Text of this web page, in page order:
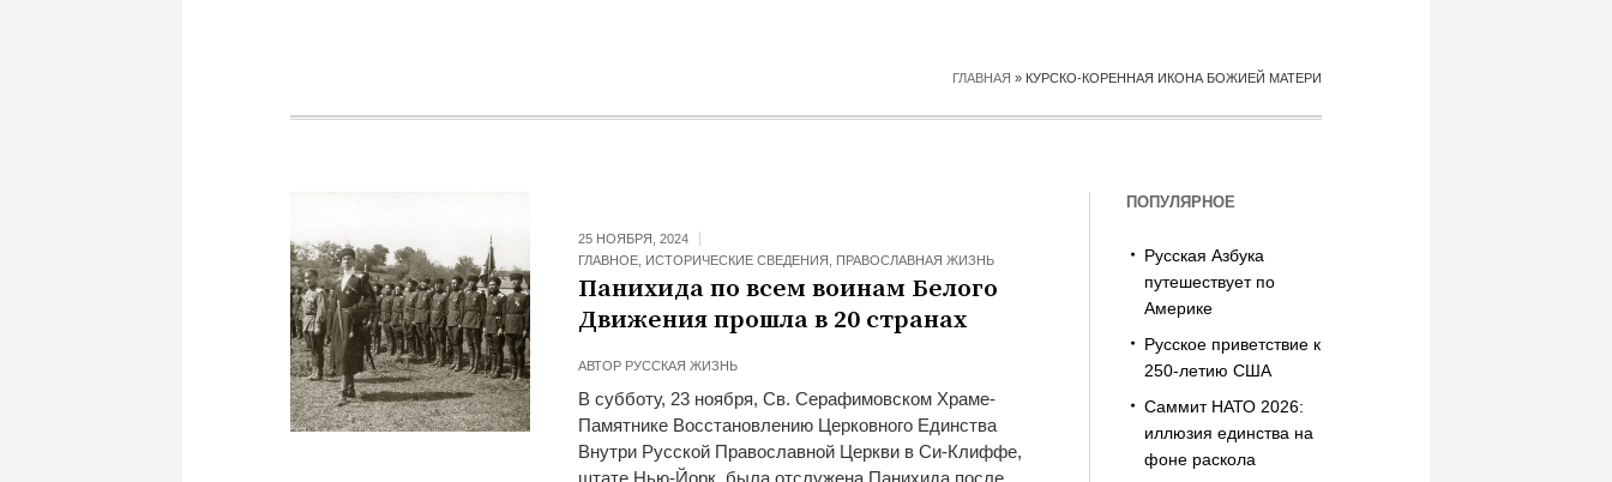
ГЛАВНАЯ » КУРСКО-КОРЕННАЯ ИКОНА БОЖИЕЙ МАТЕРИ
25 НОЯБРЯ, 2024
ГЛАВНОЕ, ИСТОРИЧЕСКИЕ СВЕДЕНИЯ ПРАВОСЛАВНАЯ ЖИЗНЬ
Панихида по всем воинам Белого
Движения прошла в 20 странах
АВТОР РУССКАЯ ЖИЗНЬ
В субботу, 23 ноября, Св. Серафимовском Храме-
Памятнике Восстановлению Церковного Единства
Внутри Русской Православной Церкви в Си-Клиффе,
штате Нью-Йорк, была отслужена Панихида после
ПОПУЛЯРНОЕ
Русская Азбука
путешествует по
Америке
Русское приветствие к
250-летию США
Саммит НАТО 2026:
иллюзия единства на
фоне раскола